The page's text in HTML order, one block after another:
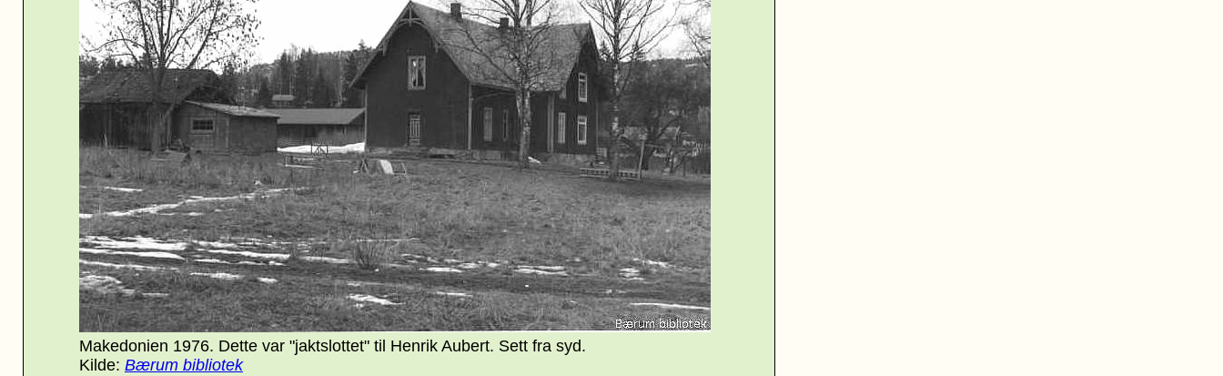
Makedonien 1976. Dette var "jaktslottet" til Henrik Aubert. Sett fra syd.
Kilde: Bærum bibliotek